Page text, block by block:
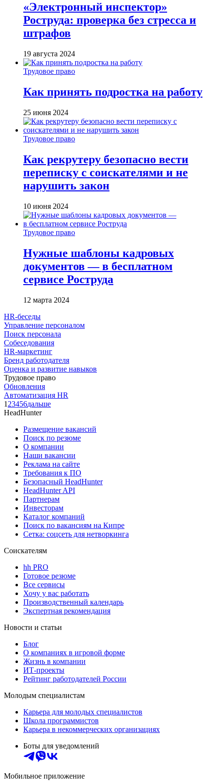
«Электронный инспектор»
Роструда: проверка без стресса и
штрафов
19 августа 2024
Трудовое право
Как принять подростка на работу
25 июня 2024
Трудовое право
Как рекрутеру безопасно вести
переписку с соискателями и не
нарушить закон
10 июня 2024
Трудовое право
Нужные шаблоны кадровых
документов — в бесплатном
сервисе Роструда
12 марта 2024
HR-беседы
Управление персоналом
Поиск персонала
Собеседования
HR-маркетинг
Бренд работодателя
Оценка и развитие навыков
Трудовое право
Обновления
Автоматизация HR
1 23456дальше
HeadHunter
Размещение вакансий
Поиск по резюме
О компании
Наши вакансии
Реклама на сайте
Требования к ПО
Безопасный HeadHunter
HeadHunter API
Партнерам
Инвесторам
Каталог компаний
Поиск по вакансиям на Кипре
Сетка: соцсеть для нетворкинга
Соискателям
hh PRO
Готовое резюме
Все сервисы
Хочу у вас работать
Производственный календарь
Экспертная рекомендация
Новости и статьи
Блог
О компаниях в игровой форме
Жизнь в компании
ИТ-проекты
Рейтинг работодателей России
Молодым специалистам
Карьера для молодых специалистов
Школа программистов
Карьера в некоммерческих организациях
Боты для уведомлений
Мобильное приложение